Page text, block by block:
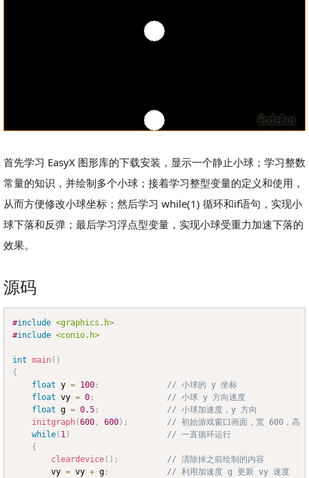
首先学习 EasyX 图形库的下载安装，显示一个静止小球；学习整数
常量的知识，并绘制多个小球；接着学习整型变量的定义和使用，
从而方便修改小球坐标；然后学习 while(1) 循环和if语句，实现小
球下落和反弹；最后学习浮点型变量，实现小球受重力加速下落的
效果。
源码
#include <graphics.h>
#include <conio.h>
int main( )
{
float y = 100 ;
// 小球的 y 坐标
float vy = 0 ;
// 小球 y 方向速度
float g = 0.5 ;
// 小球加速度，y 方向
initgraph(600 , 600) ;
// 初始游戏窗口画面，宽 600，高
while( 1)
// 一直循环运行
{
cleardevice( ) ;
// 清除掉之前绘制的内容
		vy
= vy + g ;
// 利用加速度 g 更新 vy 速度